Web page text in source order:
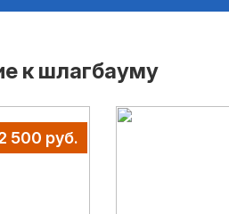
к шлагбауму
500 руб.